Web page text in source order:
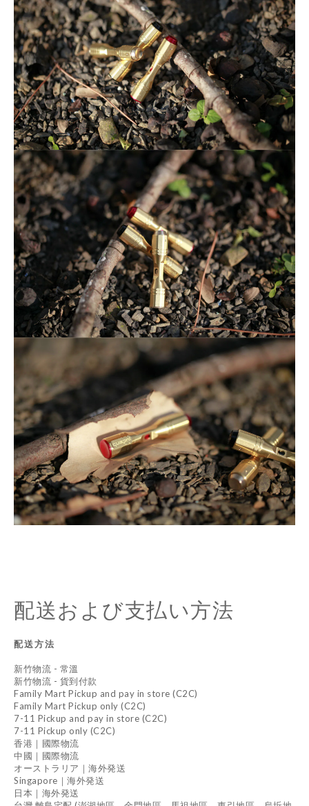
配送および支払い方法
配送方法
新竹物流 - 常溫
新竹物流 - 貨到付款
Family Mart Pickup and pay in store (C2C)
Family Mart Pickup only (C2C)
7-11 Pickup and pay in store (C2C)
7-11 Pickup only (C2C)
香港｜國際物流
中國｜國際物流
オーストラリア｜海外発送
Singapore｜海外発送
日本｜海外発送